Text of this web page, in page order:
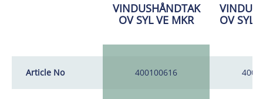
Article No
VINDUSHÅNDTAK
OV SYL VE MKR
400100616
OV SYL